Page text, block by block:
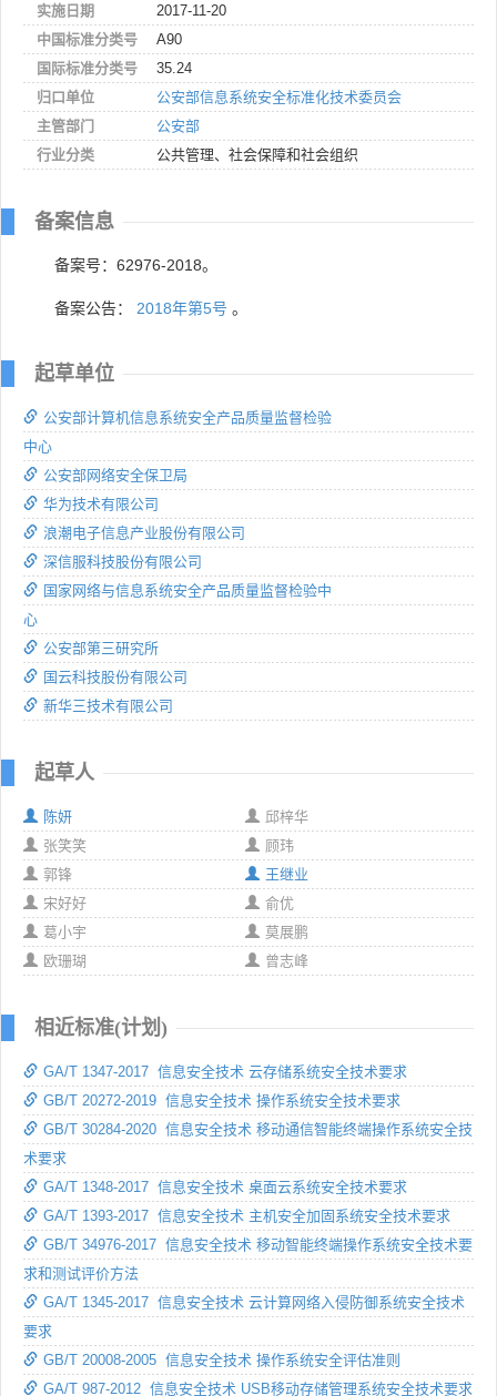
实施日期
2017-11-20
中国标准分类号
A90
国际标准分类号
35.24
归口单位
公安部信息系统安全标准化技术委员会
主管部门
公安部
行业分类
公共管理、社会保障和社会组织
备案信息
备案号：62976-2018。
备案公告： 2018年第5号 。
起草单位
公安部计算机信息系统安全产品质量监督检验
中心
公安部网络安全保卫局
华为技术有限公司
浪潮电子信息产业股份有限公司
深信服科技股份有限公司
国家网络与信息系统安全产品质量监督检验中
心
公安部第三研究所
国云科技股份有限公司
新华三技术有限公司
起草人
陈妍
邱梓华
张笑笑
顾玮
郭锋
王继业
宋好好
俞优
葛小宇
莫展鹏
欧珊瑚
曾志峰
相近标准(计划)
GA/T 1347-2017 信息安全技术 云存储系统安全技术要求
GB/T 20272-2019 信息安全技术 操作系统安全技术要求
GB/T 30284-2020 信息安全技术 移动通信智能终端操作系统安全技
术要求
GA/T 1348-2017 信息安全技术 桌面云系统安全技术要求
GA/T 1393-2017 信息安全技术 主机安全加固系统安全技术要求
GB/T 34976-2017 信息安全技术 移动智能终端操作系统安全技术要
求和测试评价方法
GA/T 1345-2017 信息安全技术 云计算网络入侵防御系统安全技术
要求
GB/T 20008-2005 信息安全技术 操作系统安全评估准则
GA/T 987-2012 信息安全技术 USB移动存储管理系统安全技术要求